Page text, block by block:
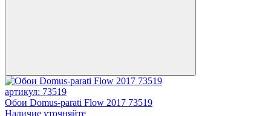
артикул: 73519
Обои Domus-parati Flow 2017 73519
Наличие уточняйте